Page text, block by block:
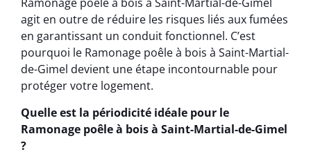
agit en outre de réduire les risques liés aux fumées
en garantissant un conduit fonctionnel. C’est
pourquoi le Ramonage poêle à bois à Saint-Martial-
de-Gimel devient une étape incontournable pour
protéger votre logement.
Quelle est la périodicité idéale pour le
Ramonage poêle à bois à Saint-Martial-de-Gimel
?